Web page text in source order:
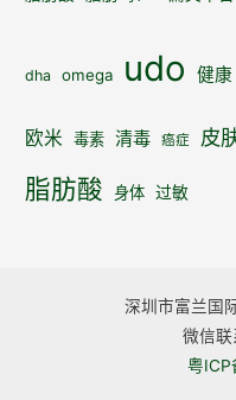
dha omega udo 健康
欧米 毒素 清毒 癌症 皮
脂肪酸 身体 过敏
深圳市富兰国
微信
粤